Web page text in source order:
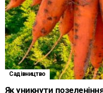
Садівництво
Як уникнути